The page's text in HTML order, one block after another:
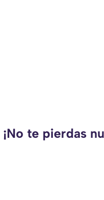
¡No te pierdas